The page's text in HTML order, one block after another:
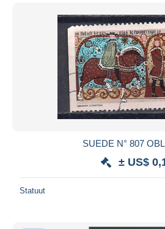
SUEDE N° 807
± US$
Statuut